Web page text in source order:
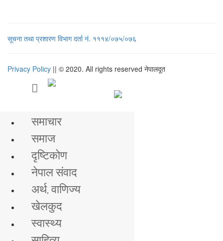
सूचना तथा प्रशारण विभाग दर्ता नं. १११४/०७५/०७६
Privacy Policy || © 2020. All rights reserved नेपालदूत
समाचार
समाज
दृष्टिकोण
नेपाल संवाद
अर्थ, वाणिज्य
खेलकुद
स्वास्थ्य